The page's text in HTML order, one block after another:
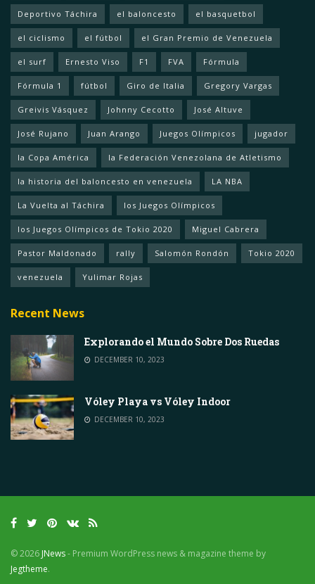
Deportivo Táchira el baloncesto el basquetbol
el ciclismo el fútbol el Gran Premio de Venezuela
el surf Ernesto Viso F1 FVA Fórmula
Fórmula 1 fútbol Giro de Italia Gregory Vargas
Greivis Vásquez Johnny Cecotto José Altuve
José Rujano Juan Arango Juegos Olímpicos jugador
la Copa América la Federación Venezolana de Atletismo
la historia del baloncesto en venezuela LA NBA
La Vuelta al Táchira los Juegos Olímpicos
los Juegos Olímpicos de Tokio 2020 Miguel Cabrera
Pastor Maldonado rally Salomón Rondón Tokio 2020
venezuela Yulimar Rojas
Recent News
Explorando el Mundo Sobre Dos Ruedas
DECEMBER 10, 2023
Vóley Playa vs Vóley Indoor
DECEMBER 10, 2023
© 2026 JNews- Premium WordPress news & magazine theme by
Jegtheme.